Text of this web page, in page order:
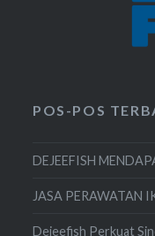
POS-POS
DEJEEFISH
JASA PERAWATAN
Dejeefish Perkuat